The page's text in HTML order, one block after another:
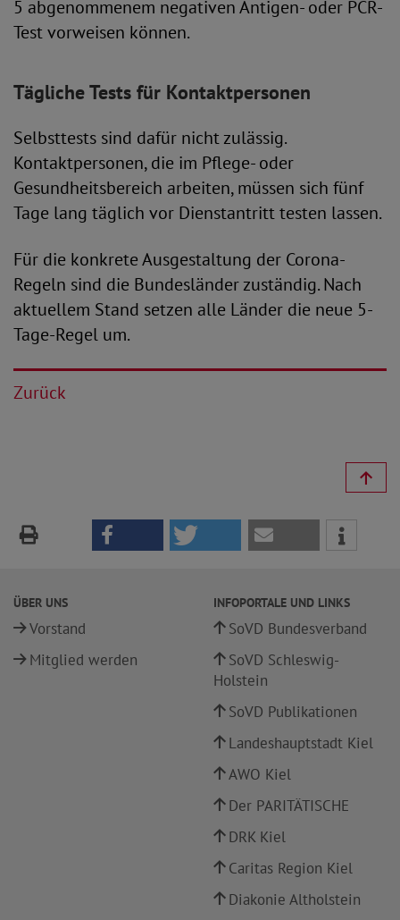
5 abgenommenem negativen Antigen- oder PCR-
Test vorweisen können.
Tägliche Tests für Kontaktpersonen
Selbsttests sind dafür nicht zulässig.
Kontaktpersonen, die im Pflege- oder
Gesundheitsbereich arbeiten, müssen sich fünf
Tage lang täglich vor Dienstantritt testen lassen.
Für die konkrete Ausgestaltung der Corona-
Regeln sind die Bundesländer zuständig. Nach
aktuellem Stand setzen alle Länder die neue 5-
Tage-Regel um.
Zurück
ÜBER UNS
Vorstand
Mitglied werden
INFOPORTALE UND LINKS
SoVD Bundesverband
SoVD Schleswig-
Holstein
SoVD Publikationen
Landeshauptstadt Kiel
AWO Kiel
Der PARITÄTISCHE
DRK Kiel
Caritas Region Kiel
Diakonie Altholstein